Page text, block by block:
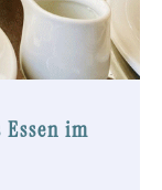
im